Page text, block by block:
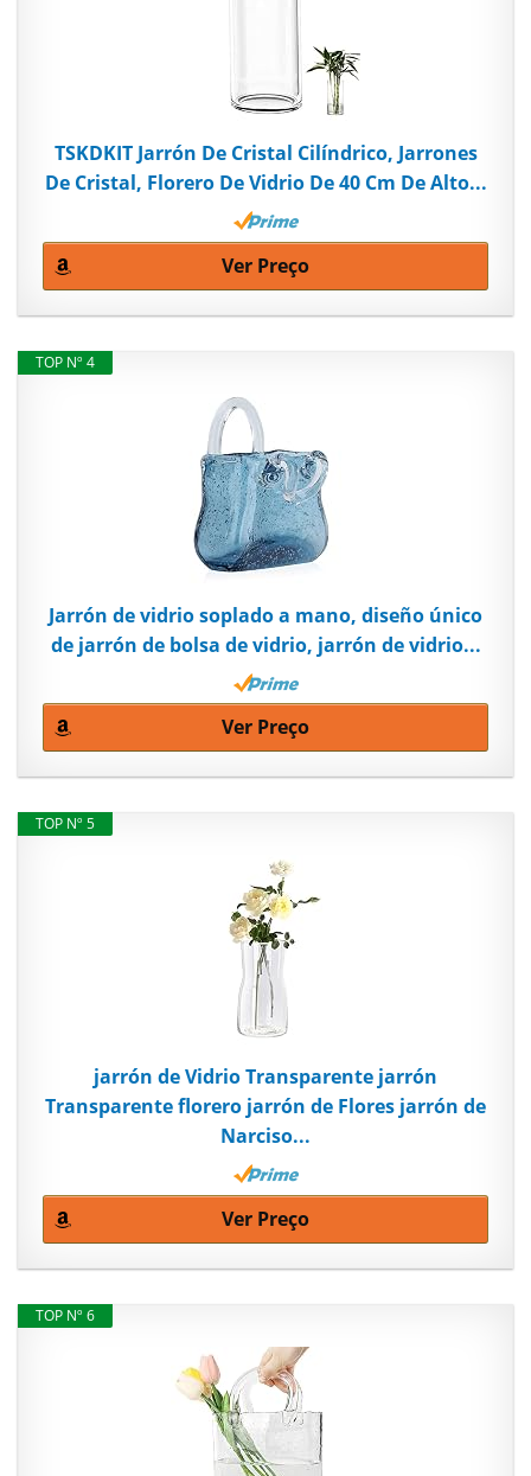
TSKDKIT Jarrón De Cristal Cilíndrico, Jarrones
De Cristal, Florero De Vidrio De 40 Cm De Alto...
Ver Preço
TOP Nº 4
Jarrón de vidrio soplado a mano, diseño único
de jarrón de bolsa de vidrio, jarrón de vidrio...
Ver Preço
TOP Nº 5
jarrón de Vidrio Transparente jarrón
Transparente florero jarrón de Flores jarrón de
Narciso...
Ver Preço
TOP Nº 6